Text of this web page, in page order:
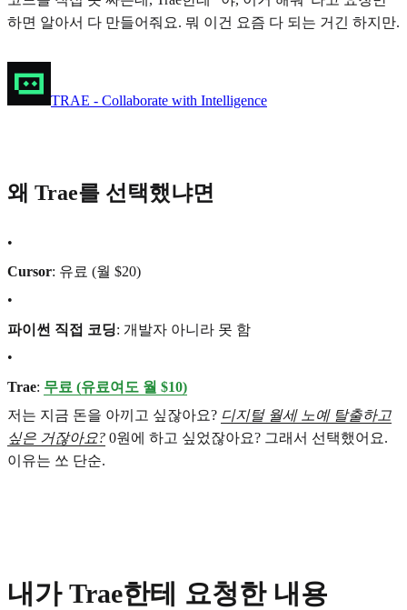
하면 알아서 다 만들어줘요. 뭐 이건 요즘 다 되는 거긴 하지만.
TRAE - Collaborate with Intelligence
왜 Trae를 선택했냐면
•
Cursor: 유료 (월 $20)
•
파이썬 직접 코딩: 개발자 아니라 못 함
•
Trae: 무료 (유료여도 월 $10)
저는 지금 돈을 아끼고 싶잖아요? 디지털 월세 노예 탈출하고
싶은 거잖아요? 0원에 하고 싶었잖아요? 그래서 선택했어요.
이유는 쏘 단순.
내가 Trae한테 요청한 내용